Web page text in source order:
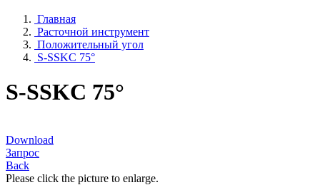
Главная
Расточной инструмент
Положительный угол
S-SSKC 75°
S-SSKC 75°
Download
Запрос
Back
Please click the picture to enlarge.